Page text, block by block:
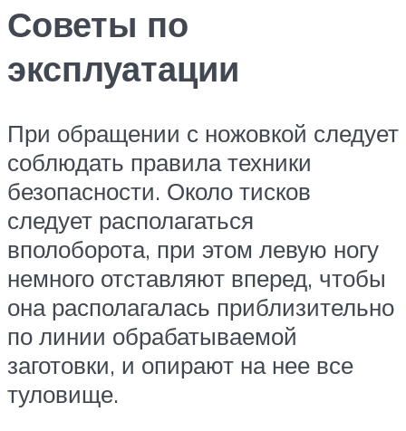
Советы по
эксплуатации
При обращении с ножовкой следует
соблюдать правила техники
безопасности. Около тисков
следует располагаться
вполоборота, при этом левую ногу
немного отставляют вперед, чтобы
она располагалась приблизительно
по линии обрабатываемой
заготовки, и опирают на нее все
туловище.